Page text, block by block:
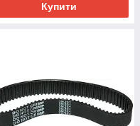
Купити